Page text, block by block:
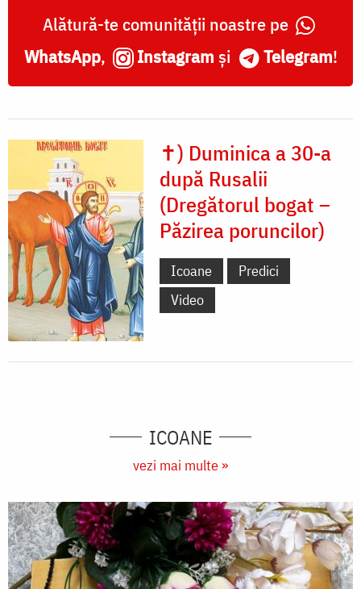
Alătură-te comunității noastre pe
WhatsApp, Instagram și Telegram!
✝) Duminica a 30-a
după Rusalii
(Dregătorul bogat –
Păzirea poruncilor)
Icoane
Predici
Video
ICOANE
vezi mai multe »